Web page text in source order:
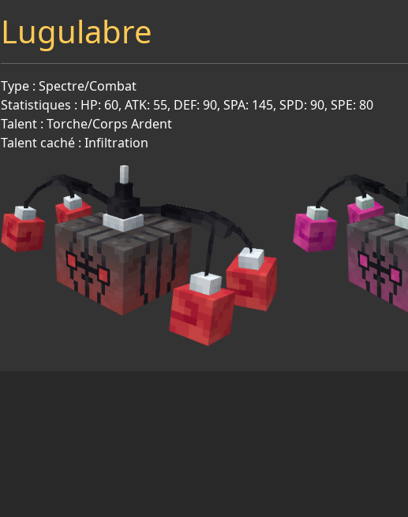
Lugulabre
Type : Spectre/Combat
Statistiques : HP: 60, ATK: 55, DEF: 90, SPA: 145, SPD: 90, SPE: 80
Talent : Torche/Corps Ardent
Talent caché : Infiltration